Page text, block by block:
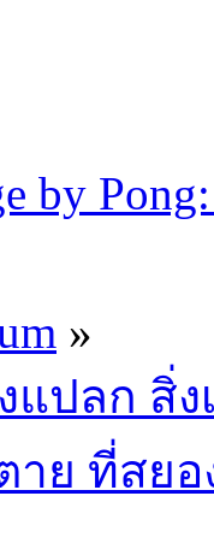
by
»
แปลก สิ่ง
าย ที่สย